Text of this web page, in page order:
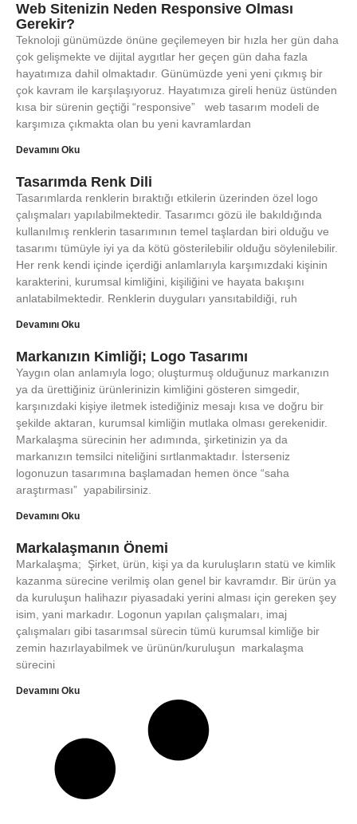
Web Sitenizin Neden Responsive Olması
Gerekir?
Teknoloji günümüzde önüne geçilemeyen bir hızla her gün daha
çok gelişmekte ve dijital aygıtlar her geçen gün daha fazla
hayatımıza dahil olmaktadır. Günümüzde yeni yeni çıkmış bir
çok kavram ile karşılaşıyoruz. Hayatımıza gireli henüz üstünden
kısa bir sürenin geçtiği “responsive” web tasarım modeli de
karşımıza çıkmakta olan bu yeni kavramlardan
Devamını Oku
Tasarımda Renk Dili
Tasarımlarda renklerin bıraktığı etkilerin üzerinden özel logo
çalışmaları yapılabilmektedir. Tasarımcı gözü ile bakıldığında
kullanılmış renklerin tasarımının temel taşlardan biri olduğu ve
tasarımı tümüyle iyi ya da kötü gösterilebilir olduğu söylenilebilir.
Her renk kendi içinde içerdiği anlamlarıyla karşımızdaki kişinin
karakterini, kurumsal kimliğini, kişiliğini ve hayata bakışını
anlatabilmektedir. Renklerin duyguları yansıtabildiği, ruh
Devamını Oku
Markanızın Kimliği; Logo Tasarımı
Yaygın olan anlamıyla logo; oluşturmuş olduğunuz markanızın
ya da ürettiğiniz ürünlerinizin kimliğini gösteren simgedir,
karşınızdaki kişiye iletmek istediğiniz mesajı kısa ve doğru bir
şekilde aktaran, kurumsal kimliğin mutlaka olması gerekenidir.
Markalaşma sürecinin her adımında, şirketinizin ya da
markanızın temsilci niteliğini sırtlanmaktadır. İsterseniz
logonuzun tasarımına başlamadan hemen önce “saha
araştırması” yapabilirsiniz.
Devamını Oku
Markalaşmanın Önemi
Markalaşma; Şirket, ürün, kişi ya da kuruluşların statü ve kimlik
kazanma sürecine verilmiş olan genel bir kavramdır. Bir ürün ya
da kuruluşun halihazır piyasadaki yerini alması için gereken şey
isim, yani markadır. Logonun yapılan çalışmaları, imaj
çalışmaları gibi tasarımsal sürecin tümü kurumsal kimliğe bir
zemin hazırlayabilmek ve ürünün/kuruluşun markalaşma
sürecini
Devamını Oku